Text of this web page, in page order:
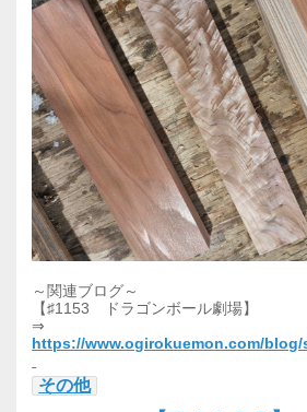
～関連ブログ～
【♯1153 ドラゴンボール劇場】
⇒
https://www.ogirokuemon.com/blog/
その他